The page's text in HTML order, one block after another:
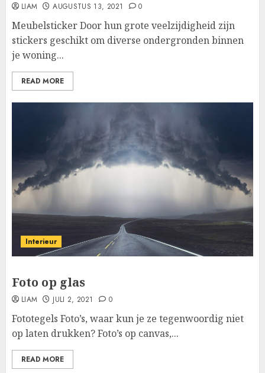
LIAM AUGUSTUS 13, 2021 0
Meubelsticker Door hun grote veelzijdigheid zijn
stickers geschikt om diverse ondergronden binnen
je woning...
READ MORE
Interieur
Foto op glas
LIAM JULI 2, 2021 0
Fototegels Foto’s, waar kun je ze tegenwoordig niet
op laten drukken? Foto’s op canvas,...
READ MORE